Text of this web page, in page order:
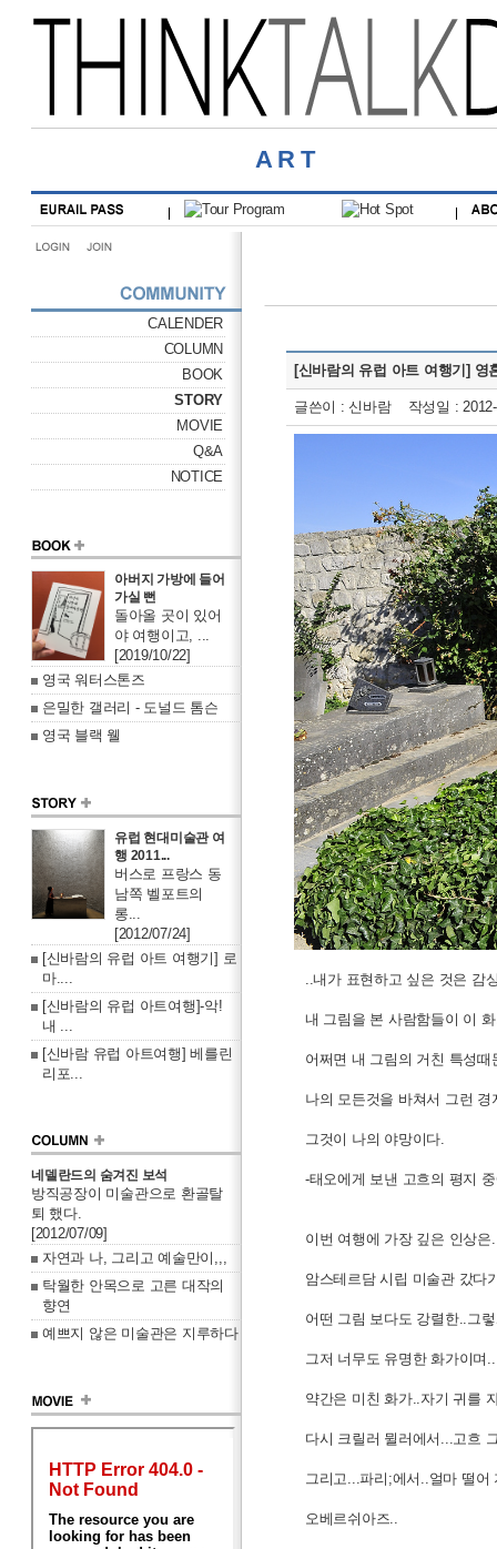
ART
CALENDER
COLUMN
BOOK
STORY
MOVIE
Q&A
NOTICE
아버지 가방에 들어
가실 뻔
돌아올 곳이 있어
야 여행이고, ...
[2019/10/22]
영국 워터스톤즈
은밀한 갤러리 - 도널드 톰슨
영국 블랙 웰
유럽 현대미술관 여
행 2011...
버스로 프랑스 동
남쪽 벨포트의
롱...
[2012/07/24]
[신바람의 유럽 아트 여행기] 로
마....
[신바람의 유럽 아트여행]-악!
내 ...
[신바람 유럽 아트여행] 베를린
리포...
네델란드의 숨겨진 보석
방직공장이 미술관으로 환골탈
퇴 했다.
[2012/07/09]
자연과 나, 그리고 예술만이,,,
탁월한 안목으로 고른 대작의
향연
예쁘지 않은 미술관은 지루하다
[신바람의 유럽 아트 여행기] 영
글쓴이 : 신바람 작성일 :
..내가 표현하고 싶은 것은 감
내 그림을 본 사람함들이 이
어쩌면 내 그림의 거친 특성
나의 모든것을 바쳐서 그런 경
그것이 나의 야망이다.
-태오에게 보낸 고흐의 평지
이번 여행에 가장 깊은 인상
암스테르담 시립 미술관 갔다
어떤 그림 보다도 강렬한..그
그저 너무도 유명한 화가이며
약간은 미친 화가..자기 귀를
다시 크릴러 뮐러에서...고흐
그리고...파리;에서..얼마 떨어
오베르쉬아즈..